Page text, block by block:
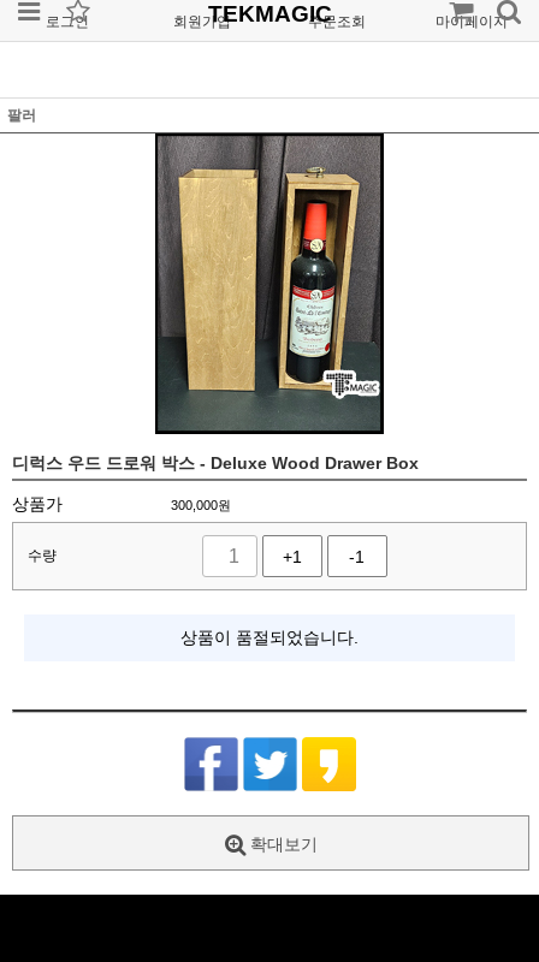
로그인 회원가입 주문조회 마이페이지
TEKMAGIC
팔러
디럭스 우드 드로워 박스 - Deluxe Wood Drawer Box
상품가 300,000원
수량 +1 -1
상품이 품절되었습니다.
확대보기